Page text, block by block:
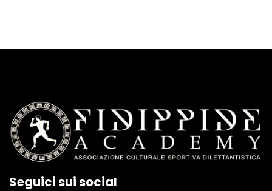
Seguici sui social